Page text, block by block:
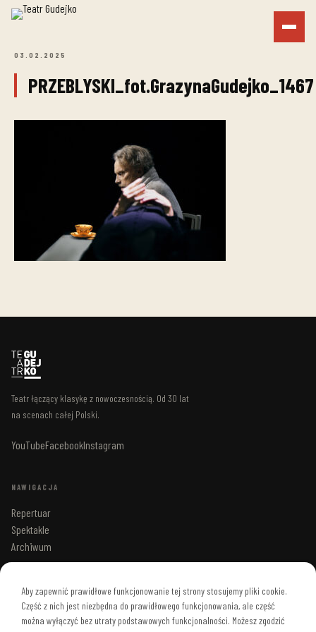
03.02.2025
PRZEBLYSKI_fot.GrazynaGudejko_1467
Teatr łączący klasykę z nowoczesnością. Od 30 lat
na scenach całej Polski.
YouTubeFacebookInstagram
NAWIGACJA
Repertuar
Spektakle
Archiwum
KONTAKT
ul. Chełmska 21, Warszawa
Aby zapewnić prawidłowe funkcjonowanie tej strony stosujemy pliki cookie.
Część z nich jest niezbędna do prawidłowego funkcjonowania, ale część
można wyłączyć bez utraty podstawowych funkcjonalności. Możesz zgodzić